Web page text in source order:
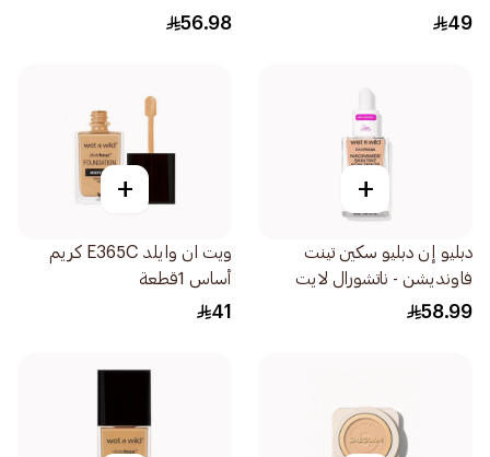
49
56.98
+
دبليو إن دبليو سكين تينت
فاونديشن - ناتشورال لايت
32مل
58.99
+
ويت ان وايلد E365C كريم
أساس 1قطعة
41